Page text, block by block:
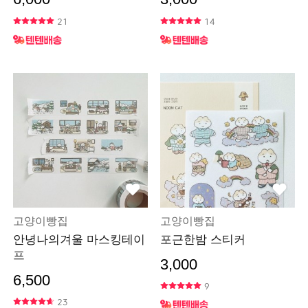
21 14
고양이빵집
안녕나의겨울 마스킹테이
프
6,500
23
고양이빵집
포근한밤 스티커
3,000
9